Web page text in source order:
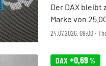
24.07.2026, 09:00 ‧
Der DAX
Marke von
Investitionen,
DAX +0,69%